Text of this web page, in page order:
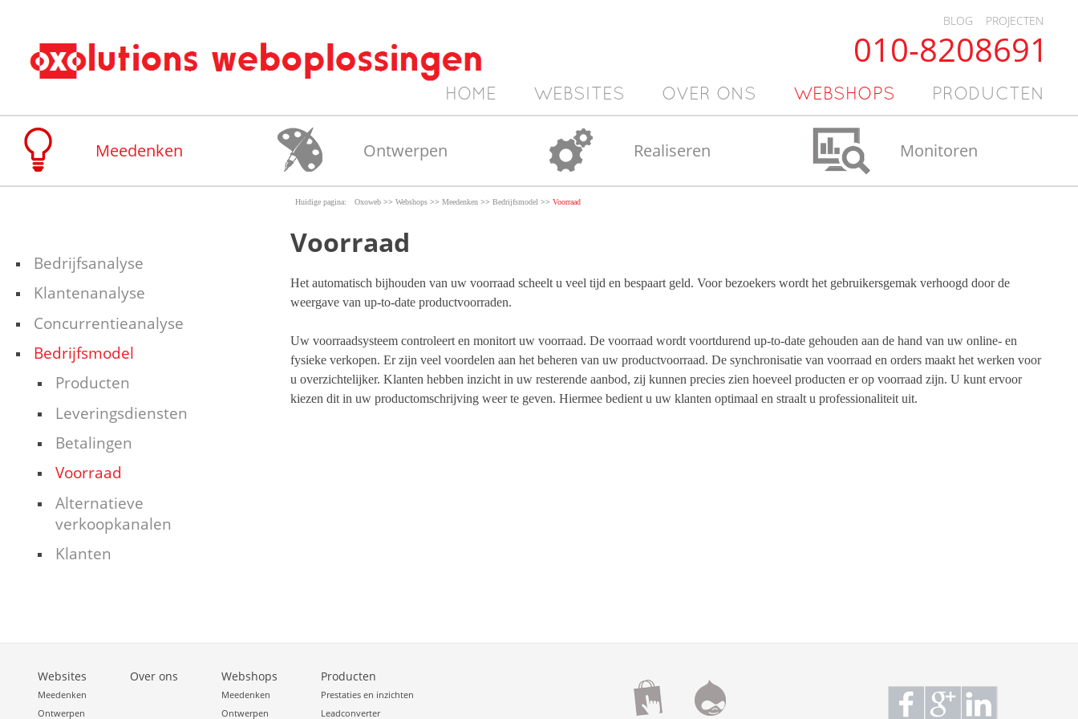
BLOG PROJECTEN
010-8208691
HOME WEBSITES OVER ONS WEBSHOPS PRODUCTEN
Meedenken Ontwerpen Realiseren Monitoren
Bedrijfsanalyse
Klantenanalyse
Concurrentieanalyse
Bedrijfsmodel
Producten
Leveringsdiensten
Betalingen
Voorraad
Alternatieve
verkoopkanalen
Klanten
Oxoweb >> Webshops >> Meedenken >> Bedrijfsmodel >> Voorraad
Voorraad
Het automatisch bijhouden van uw voorraad scheelt u veel tijd en bespaart geld. Voor bezoekers wordt het gebruikersgemak verhoogd door de
weergave van up-to-date productvoorraden.
Uw voorraadsysteem controleert en monitort uw voorraad. De voorraad wordt voortdurend up-to-date gehouden aan de hand van uw online- en
fysieke verkopen. Er zijn veel voordelen aan het beheren van uw productvoorraad. De synchronisatie van voorraad en orders maakt het werken voor
u overzichtelijker. Klanten hebben inzicht in uw resterende aanbod, zij kunnen precies zien hoeveel producten er op voorraad zijn. U kunt ervoor
kiezen dit in uw productomschrijving weer te geven. Hiermee bedient u uw klanten optimaal en straalt u professionaliteit uit.
Websites
Meedenken
Ontwerpen
Over ons Webshops
Meedenken
Ontwerpen
Producten
Prestaties en inzichten
Leadconverter